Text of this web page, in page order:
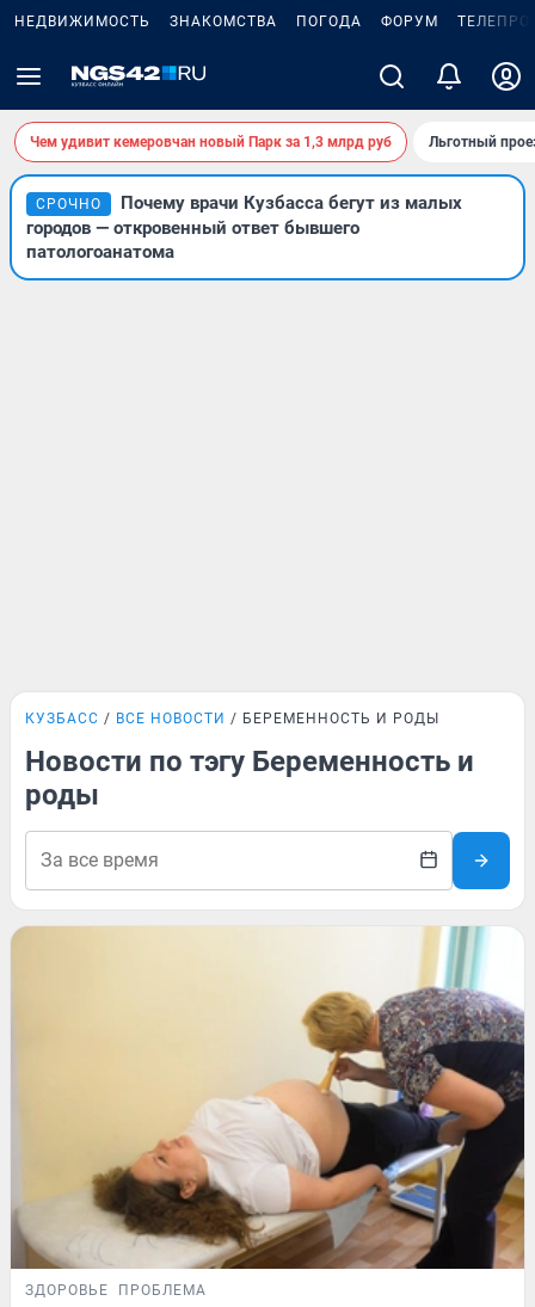
НЕДВИЖИМОСТЬ ЗНАКОМСТВА ПОГОДА ФОРУМ
Чем удивит кемеровчан новый Парк за 1,3 млрд руб Льготный
СРОЧНО
Почему врачи Кузбасса бегут из малых
городов — откровенный ответ бывшего
патологоанатома
КУЗБАСС ВСЕ НОВОСТИ БЕРЕМЕННОСТЬ И РОДЫ
Новости по тэгу Беременность и
роды
ЗДОРОВЬЕ ПРОБЛЕМА